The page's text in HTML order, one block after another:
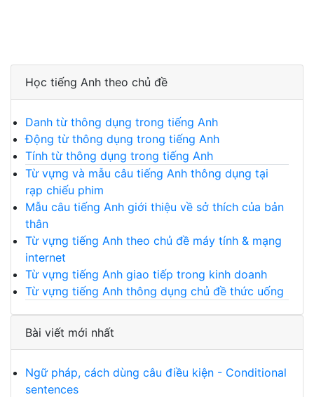
Học tiếng Anh theo chủ đề
Danh từ thông dụng trong tiếng Anh
Động từ thông dụng trong tiếng Anh
Tính từ thông dụng trong tiếng Anh
Từ vựng và mẫu câu tiếng Anh thông dụng tại
rạp chiếu phim
Mẫu câu tiếng Anh giới thiệu về sở thích của bản
thân
Từ vựng tiếng Anh theo chủ đề máy tính & mạng
internet
Từ vựng tiếng Anh giao tiếp trong kinh doanh
Từ vựng tiếng Anh thông dụng chủ đề thức uống
Bài viết mới nhất
Ngữ pháp, cách dùng câu điều kiện - Conditional
sentences